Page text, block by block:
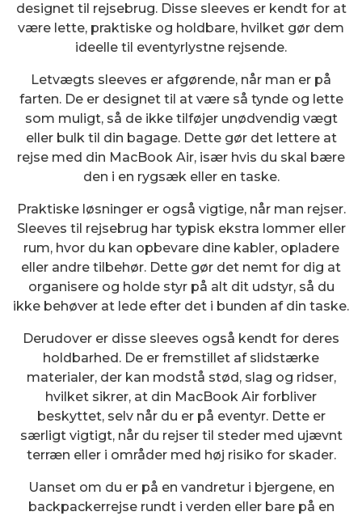
designet til rejsebrug. Disse sleeves er kendt for at
være lette, praktiske og holdbare, hvilket gør dem
ideelle til eventyrlystne rejsende.
Letvægts sleeves er afgørende, når man er på
farten. De er designet til at være så tynde og lette
som muligt, så de ikke tilføjer unødvendig vægt
eller bulk til din bagage. Dette gør det lettere at
rejse med din MacBook Air, især hvis du skal bære
den i en rygsæk eller en taske.
Praktiske løsninger er også vigtige, når man rejser.
Sleeves til rejsebrug har typisk ekstra lommer eller
rum, hvor du kan opbevare dine kabler, opladere
eller andre tilbehør. Dette gør det nemt for dig at
organisere og holde styr på alt dit udstyr, så du
ikke behøver at lede efter det i bunden af din taske.
Derudover er disse sleeves også kendt for deres
holdbarhed. De er fremstillet af slidstærke
materialer, der kan modstå stød, slag og ridser,
hvilket sikrer, at din MacBook Air forbliver
beskyttet, selv når du er på eventyr. Dette er
særligt vigtigt, når du rejser til steder med ujævnt
terræn eller i områder med høj risiko for skader.
Uanset om du er på en vandretur i bjergene, en
backpackerrejse rundt i verden eller bare på en